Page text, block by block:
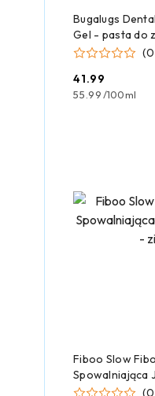
Bugalugs
Gel - pasta do
kota - miętowy
Cena:
41.99
55.99/100ml
Fiboo Slow
Spowalniająca
zielony